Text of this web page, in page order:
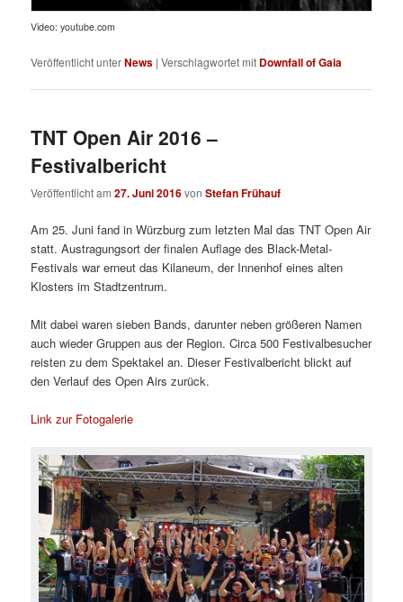
Video: youtube.com
Veröffentlicht unterNews |Verschlagwortet mit Downfall of Gaia
TNT Open Air 2016 –
Festivalbericht
Veröffentlicht am27. Juni 2016vonStefan Frühauf
Am 25. Juni fand in Würzburg zum letzten Mal das TNT Open Air
statt. Austragungsort der finalen Auflage des Black-Metal-
Festivals war erneut das Kilaneum, der Innenhof eines alten
Klosters im Stadtzentrum.
Mit dabei waren sieben Bands, darunter neben größeren Namen
auch wieder Gruppen aus der Region. Circa 500 Festivalbesucher
reisten zu dem Spektakel an. Dieser Festivalbericht blickt auf
den Verlauf des Open Airs zurück.
Link zur Fotogalerie